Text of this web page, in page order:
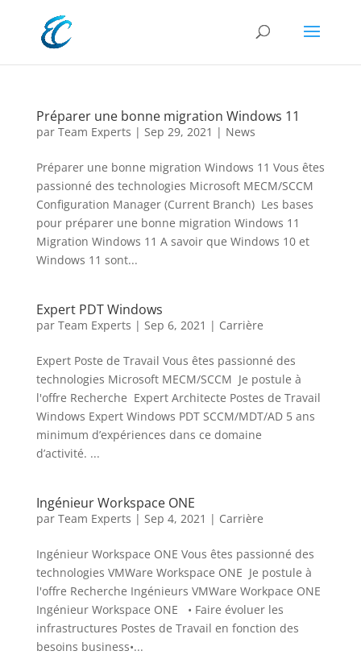
Préparer une bonne migration Windows 11
par Team Experts | Sep 29, 2021 | News
Préparer une bonne migration Windows 11 Vous êtes
passionné des technologies Microsoft MECM/SCCM
Configuration Manager (Current Branch) Les bases
pour préparer une bonne migration Windows 11
Migration Windows 11 A savoir que Windows 10 et
Windows 11 sont...
Expert PDT Windows
par Team Experts | Sep 6, 2021 | Carrière
Expert Poste de Travail Vous êtes passionné des
technologies Microsoft MECM/SCCM Je postule à
l'offre Recherche Expert Architecte Postes de Travail
Windows Expert Windows PDT SCCM/MDT/AD 5 ans
minimum d’expériences dans ce domaine
d’activité. ...
Ingénieur Workspace ONE
par Team Experts | Sep 4, 2021 | Carrière
Ingénieur Workspace ONE Vous êtes passionné des
technologies VMWare Workspace ONE Je postule à
l'offre Recherche Ingénieurs VMWare Workpace ONE
Ingénieur Workspace ONE • Faire évoluer les
infrastructures Postes de Travail en fonction des
besoins business•...